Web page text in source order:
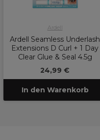
Ardell
Ardell Seamless Underlash
Extensions D Curl + 1 Day
Clear Glue & Seal 4.5g
24,99 €
In den Warenkorb